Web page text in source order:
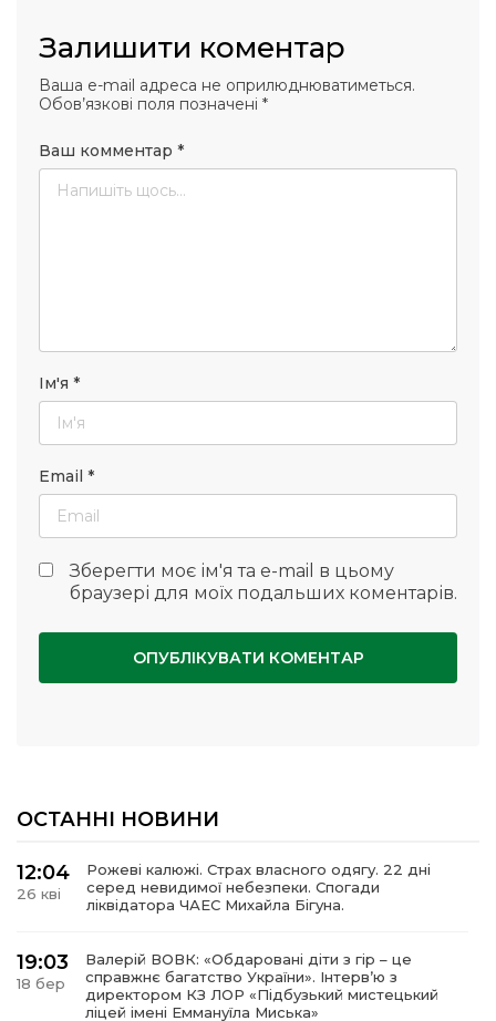
Залишити коментар
Ваша e-mail адреса не оприлюднюватиметься.
Обов’язкові поля позначені *
Ваш комментар *
Ім'я *
Email *
Зберегти моє ім'я та e-mail в цьому
браузері для моїх подальших коментарів.
ОСТАННІ НОВИНИ
12:04
26 кві
Рожеві калюжі. Страх власного одягу. 22 дні
серед невидимої небезпеки. Спогади
ліквідатора ЧАЕС Михайла Бігуна.
19:03
18 бер
Валерій ВОВК: «Обдаровані діти з гір – це
справжнє багатство України». Інтервʼю з
директором КЗ ЛОР «Підбузький мистецький
ліцей імені Еммануїла Миська»